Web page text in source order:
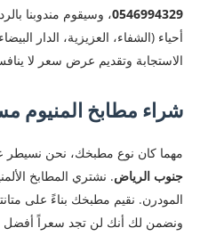
0546994329، وسيقوم مندوبنا
أحياء (الشفاء، العزيزية، الدار
الاستجابة وتقديم عرض سعر لا
شراء مطابخ المنيوم
​مهما كان نوع مطبخك، نحن
جنوب الرياض. نشتري المطابخ
المودرن. نقيم مطبخك بناءً على
ونضمن لك أنك لن تجد سعراً